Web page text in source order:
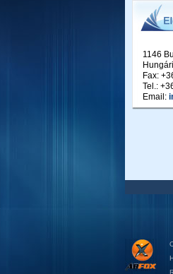
1146
Fax:
Tel.:
Email: